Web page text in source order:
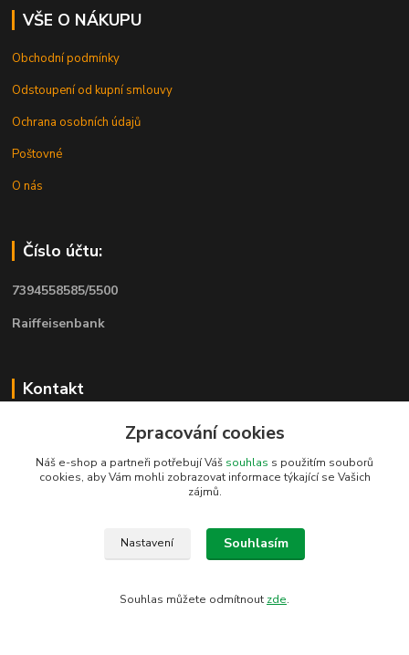
VŠE O NÁKUPU
Obchodní podmínky
Odstoupení od kupní smlouvy
Ochrana osobních údajů
Poštovné
O nás
Číslo účtu:
7394558585/5500
Raiffeisenbank
Kontakt
www.pluto-textil.eu
denně 8.00 - 22.00 hod.
Zpracování cookies
Náš e-shop a partneři potřebují Váš souhlas s použitím souborů
cookies, aby Vám mohli zobrazovat informace týkající se Vašich
zájmů.
Nastavení Souhlasím
Souhlas můžete odmítnout zde.